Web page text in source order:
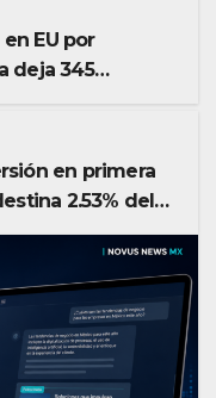
EU por
deja 345
en primera
2.53% del